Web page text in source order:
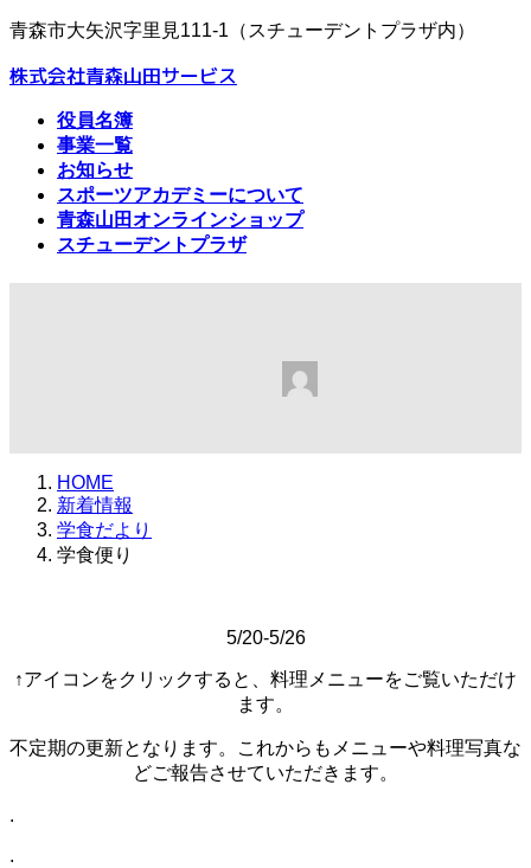
コ
テ
ナ
ゲ
青森市大矢沢字里見111-1（スチューデントプラザ内）
株式会社青森山田サービス
役員名簿
事業一覧
お知らせ
スポーツアカデミーについて
青森山田オンラインショップ
スチューデントプラザ
:
HOME
新着情報
学食だより
学食便り
5/20-5/26
↑アイコンをクリックすると、料理メニューをご覧いただけ
ます。
不定期の更新となります。これからもメニューや料理写真な
どご報告させていただきます。
.
.